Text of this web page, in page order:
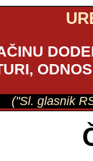
("Sl. glasnik